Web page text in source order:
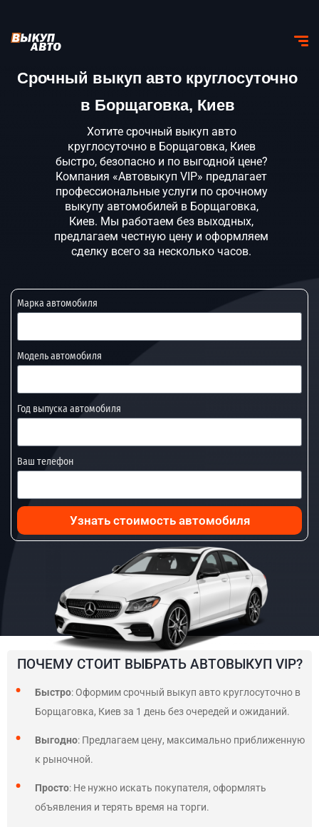
Срочный выкуп авто круглосуточно
в Борщаговка, Киев
Хотите срочный выкуп авто
круглосуточно в Борщаговка, Киев
быстро, безопасно и по выгодной цене?
Компания «Автовыкуп VIP» предлагает
профессиональные услуги по срочному
выкупу автомобилей в Борщаговка,
Киев. Мы работаем без выходных,
предлагаем честную цену и оформляем
сделку всего за несколько часов.
Марка автомобиля
Модель автомобиля
Год выпуска автомобиля
Ваш телефон
Узнать стоимость автомобиля
ПОЧЕМУ СТОИТ ВЫБРАТЬ АВТОВЫКУП VIP?
Быстро: Оформим срочный выкуп авто круглосуточно в
Борщаговка, Киев за 1 день без очередей и ожиданий.
Выгодно: Предлагаем цену, максимально приближенную
к рыночной.
Просто: Не нужно искать покупателя, оформлять
объявления и терять время на торги.